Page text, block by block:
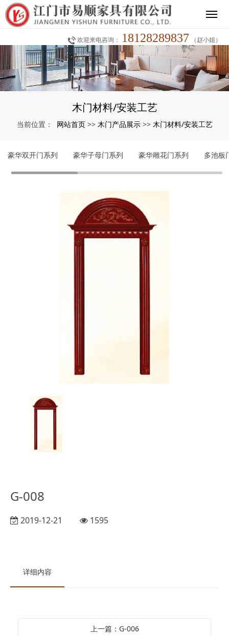
欢迎来电咨询： 18128289837 （赵小姐）
木门材料/安装工艺
当前位置： 网站首页 >> 木门产品展示 >> 木门材料/安装工艺
豪华双开门系列 豪华子母门系列 豪华雕花门系列 多池板
G-008
2019-12-21 1595
详细内容
上一篇：G-006